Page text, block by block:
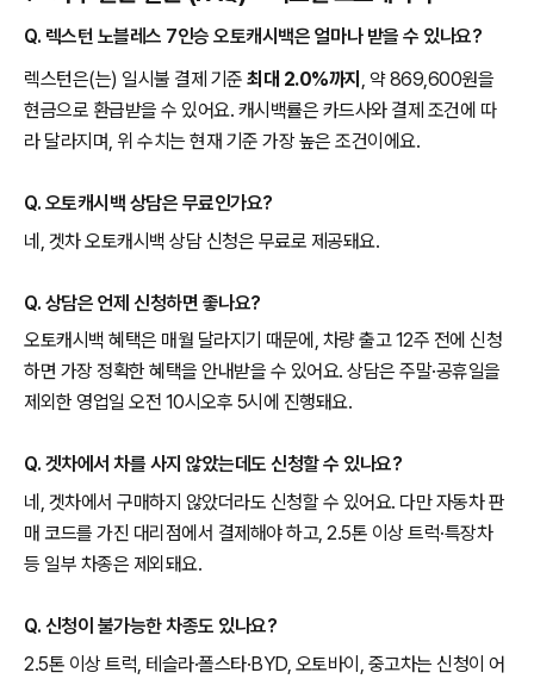
Q. 렉스턴 노블레스 7인승 오토캐시백은 얼마나 받을 수 있나요?
렉스턴은(는) 일시불 결제 기준 최대 2.0%까지 , 약 869,600원을
현금으로 환급받을 수 있어요. 캐시백률은 카드사와 결제 조건에 따
라 달라지며, 위 수치는 현재 기준 가장 높은 조건이에요.
Q. 오토캐시백 상담은 무료인가요?
네, 겟차 오토캐시백 상담 신청은 무료로 제공돼요.
Q. 상담은 언제 신청하면 좋나요?
오토캐시백 혜택은 매월 달라지기 때문에, 차량 출고 12주 전에 신청
하면 가장 정확한 혜택을 안내받을 수 있어요. 상담은 주말·공휴일을
제외한 영업일 오전 10시오후 5시에 진행돼요.
Q. 겟차에서 차를 사지 않았는데도 신청할 수 있나요?
네, 겟차에서 구매하지 않았더라도 신청할 수 있어요. 다만 자동차 판
매 코드를 가진 대리점에서 결제해야 하고, 2.5톤 이상 트럭·특장차
등 일부 차종은 제외돼요.
Q. 신청이 불가능한 차종도 있나요?
2.5톤 이상 트럭, 테슬라·폴스타·BYD, 오토바이, 중고차는 신청이 어